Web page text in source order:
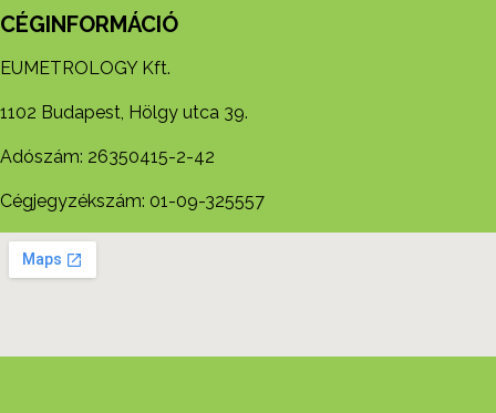
CÉGINFORMÁCIÓ
EUMETROLOGY Kft.
1102 Budapest, Hölgy utca 39.
Adószám: 26350415-2-42
Cégjegyzékszám: 01-09-325557